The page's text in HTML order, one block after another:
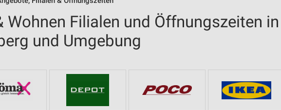
Wohnen Filialen und Öffnungszeiten in
und Umgebung